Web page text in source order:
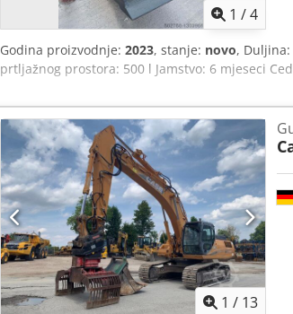
1 /4
Godina proizvodnje: 2023, stanje: novo,
prtljažnog prostora: 500 l Jamstvo: 6 mjeseci
1 / 13